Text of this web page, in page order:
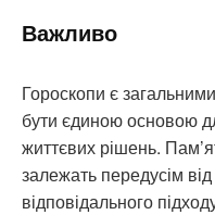
Важливо
Гороскопи є
бути єдиною основою
життєвих рішень.
залежать передусім
відповідального